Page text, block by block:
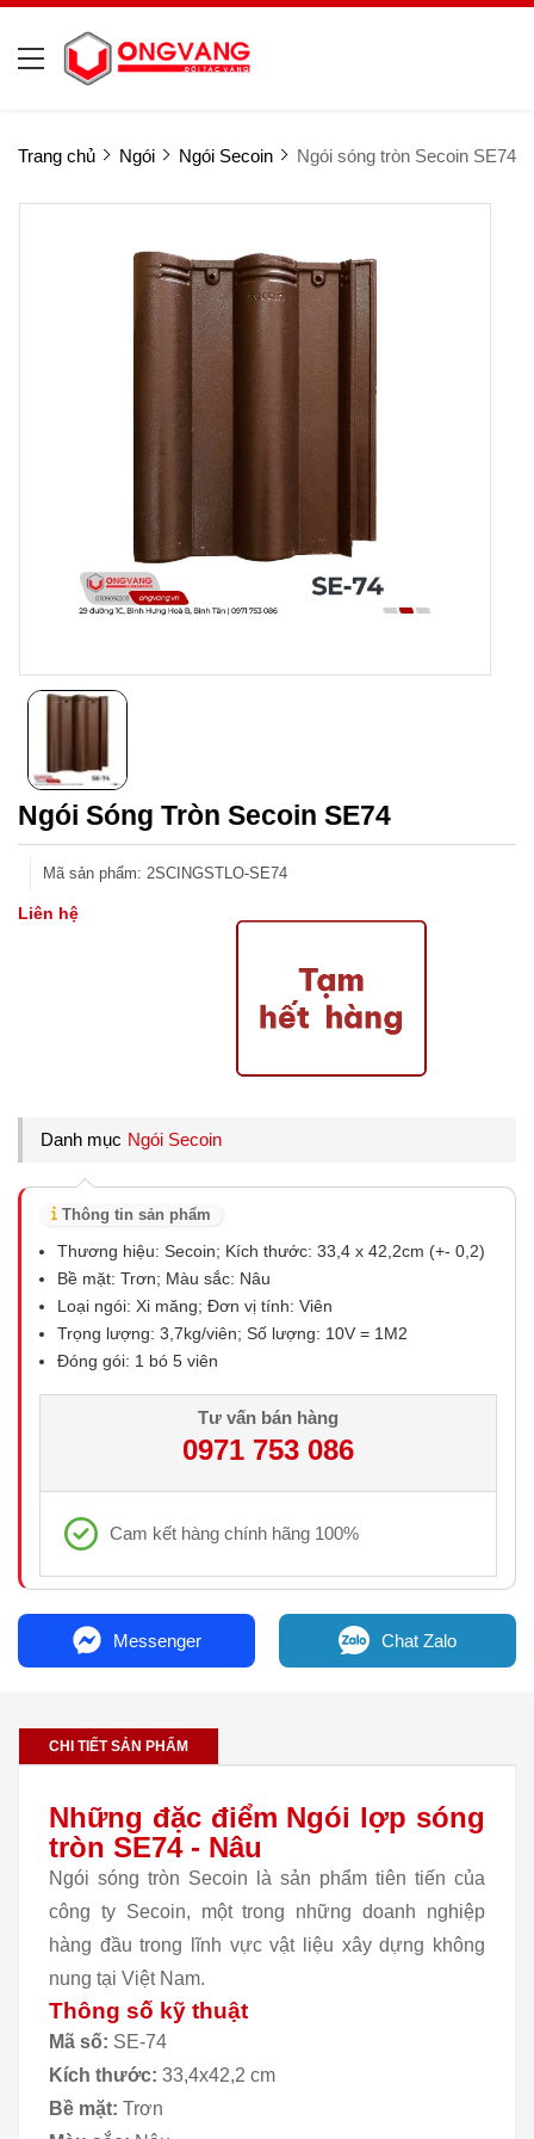
Trang chủ Ngói Ngói Secoin Ngói sóng tròn Secoin SE74
Ngói Sóng Tròn Secoin SE74
Mã sản phẩm: 2SCINGSTLO-SE74
Liên hệ
Danh mục Ngói Secoin
Thông tin sản phẩm
Thương hiệu: Secoin; Kích thước: 33,4 x 42,2cm (+- 0,2)
Bề mặt: Trơn; Màu sắc: Nâu
Loại ngói: Xi măng; Đơn vị tính: Viên
Trọng lượng: 3,7kg/viên; Số lượng: 10V = 1M2
Đóng gói: 1 bó 5 viên
Tư vấn bán hàng
0971 753 086
Cam kết hàng chính hãng 100%
Messenger Chat Zalo
CHI TIẾT SẢN PHẨM
Những đặc điểm Ngói lợp sóng
tròn SE74 - Nâu
Ngói sóng tròn Secoin là sản phẩm tiên tiến của
công ty Secoin, một trong những doanh nghiệp
hàng đầu trong lĩnh vực vật liệu xây dựng không
nung tại Việt Nam.
Thông số kỹ thuật
Mã số: SE-74
Kích thước: 33,4x42,2 cm
Bề mặt: Trơn